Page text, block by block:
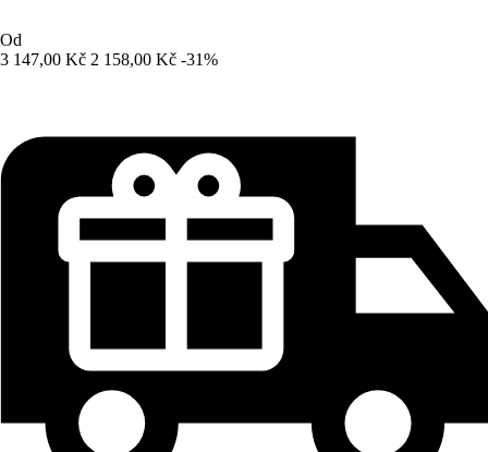
Od
3 147,00 Kč 2 158,00 Kč -31%